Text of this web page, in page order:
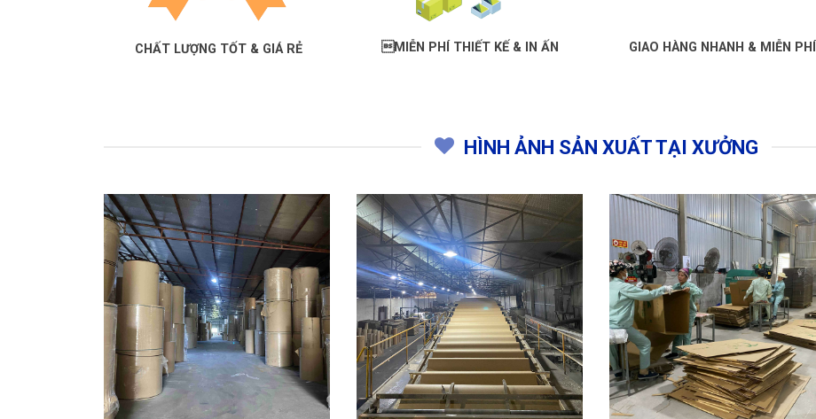
CHẤT LƯỢNG TỐT & GIÁ RẺ MIỄN PHÍ THIẾT KẾ & IN ẤN GIAO HÀNG NHANH & MIỄN PHÍ
HÌNH ẢNH SẢN XUẤT TẠI XƯỞNG